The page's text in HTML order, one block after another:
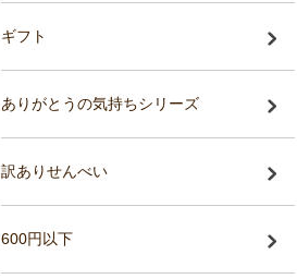
ギフト
ありがとうの気持ちシリーズ
訳ありせんべい
600円以下